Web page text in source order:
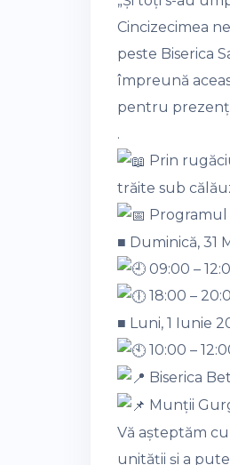
Cincizecimea
peste Biserica
împreună
pentru
.
Prin
trăite sub
Programul
■ Duminică, 31
09:00 –
18:00 –
■ Luni, 1 Iunie
10:00 –
Biserica
Munții
Vă așteptăm
unității și a